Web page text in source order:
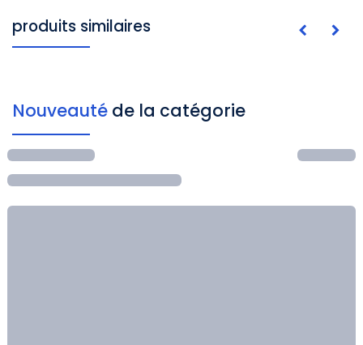
produits similaires
Nouveauté de la catégorie